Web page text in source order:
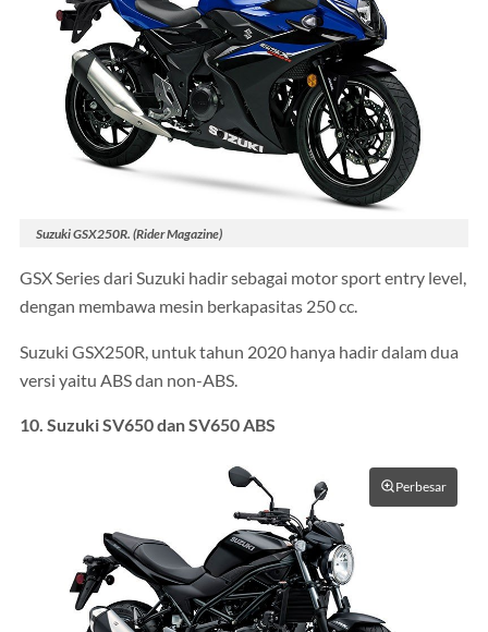
Suzuki GSX250R. (Rider Magazine)
GSX Series dari Suzuki hadir sebagai motor sport entry level,
dengan membawa mesin berkapasitas 250 cc.
Suzuki GSX250R, untuk tahun 2020 hanya hadir dalam dua
versi yaitu ABS dan non-ABS.
10. Suzuki SV650 dan SV650 ABS
Perbesar